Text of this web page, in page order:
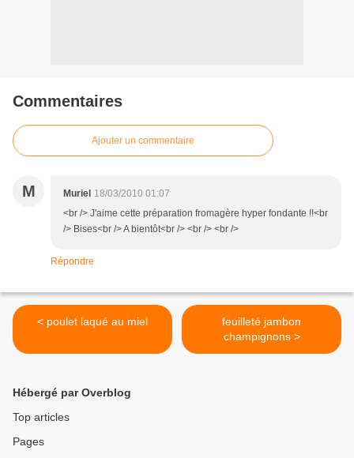
Commentaires
Ajouter un commentaire
M Muriel 18/03/2010 01:07
<br /> J'aime cette préparation fromagère hyper fondante !!<br
/> Bises<br /> A bientôt<br /> <br /> <br />
Répondre
< poulet laqué au miel
feuilleté jambon
champignons >
Hébergé par Overblog
Top articles
Pages